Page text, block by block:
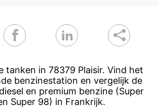
tanken in 78379 Plaisir. Vind het
benzinestation en vergelijk de
en premium benzine (Super
Super 98) in Frankrijk.